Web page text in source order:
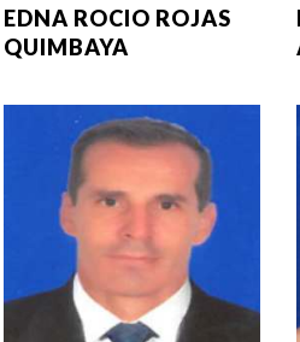
EDNA ROCIO ROJAS
QUIMBAYA